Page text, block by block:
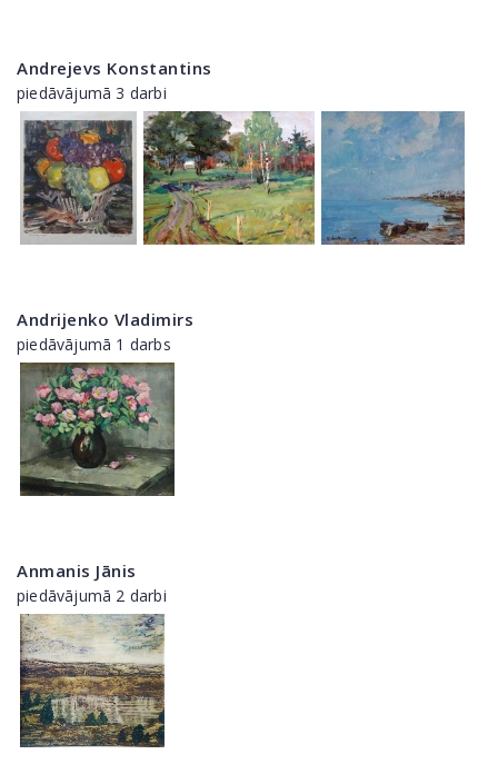
Andrejevs Konstantins
piedāvājumā 3 darbi
Andrijenko Vladimirs
piedāvājumā 1 darbs
Anmanis Jānis
piedāvājumā 2 darbi